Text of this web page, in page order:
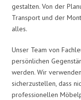
gestalten. Von der
Transport und der
alles.
Unser Team von
persönlichen
werden. Wir
sicherzustellen, dass
professionellen